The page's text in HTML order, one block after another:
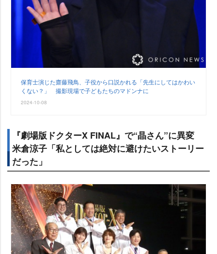
保育士演じた齋藤飛鳥、子役から口説かれる「先生にしてはかわい
くない？」 撮影現場で子どもたちのマドンナに
2024-10-08
『劇場版ドクターX FINAL』で“晶さん”に異変
米倉涼子「私としては絶対に避けたいストーリー
だった」